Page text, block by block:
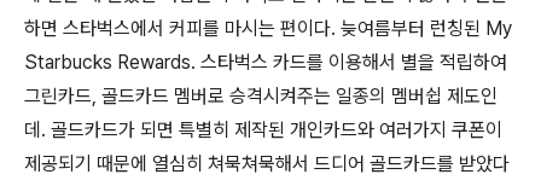
하면 스타벅스에서 커피를 마시는 편이다. 늦여름부터 런칭된 My
Starbucks Rewards. 스타벅스 카드를 이용해서 별을 적립하여
그린카드, 골드카드 멤버로 승격시켜주는 일종의 멤버쉽 제도인
데. 골드카드가 되면 특별히 제작된 개인카드와 여러가지 쿠폰이
제공되기 때문에 열심히 쳐묵쳐묵해서 드디어 골드카드를 받았다